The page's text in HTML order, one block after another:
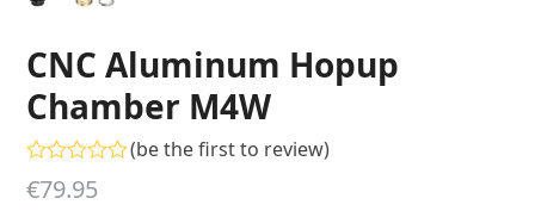
CNC Aluminum Hopup
Chamber M4W
Gewaardeerd
0
(be the first to review)
€79.95